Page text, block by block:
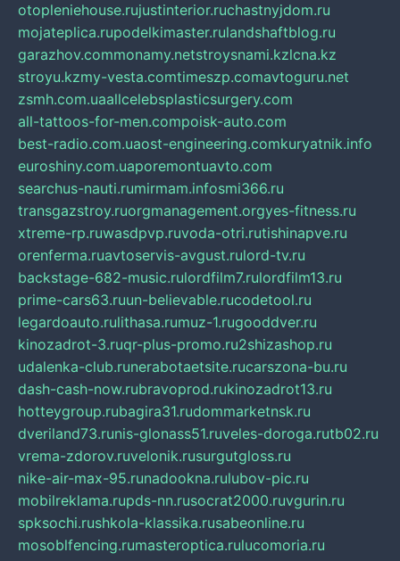
otopleniehouse.rujustinterior.ruchastnyjdom.ru
mojateplica.rupodelkimaster.rulandshaftblog.ru
garazhov.commonamy.netstroysnami.kzlcna.kz
stroyu.kzmy-vesta.comtimeszp.comavtoguru.net
zsmh.com.uaallcelebsplasticsurgery.com
all-tattoos-for-men.compoisk-auto.com
best-radio.com.uaost-engineering.comkuryatnik.info
euroshiny.com.uaporemontuavto.com
searchus-nauti.rumirmam.infosmi366.ru
transgazstroy.ruorgmanagement.orgyes-fitness.ru
xtreme-rp.ruwasdpvp.ruvoda-otri.rutishinapve.ru
orenferma.ruavtoservis-avgust.rulord-tv.ru
backstage-682-music.rulordfilm7.rulordfilm13.ru
prime-cars63.ruun-believable.rucodetool.ru
legardoauto.rulithasa.rumuz-1.rugooddver.ru
kinozadrot-3.ruqr-plus-promo.ru2shizashop.ru
udalenka-club.runerabotaetsite.rucarszona-bu.ru
dash-cash-now.rubravoprod.rukinozadrot13.ru
hotteygroup.rubagira31.rudommarketnsk.ru
dveriland73.runis-glonass51.ruveles-doroga.rutb02.ru
vrema-zdorov.ruvelonik.rusurgutgloss.ru
nike-air-max-95.runadookna.rulubov-pic.ru
mobilreklama.rupds-nn.rusocrat2000.ruvgurin.ru
spksochi.rushkola-klassika.rusabeonline.ru
mosoblfencing.rumasteroptica.rulucomoria.ru